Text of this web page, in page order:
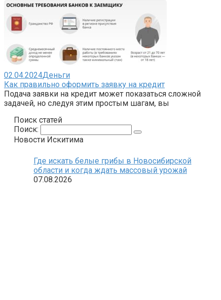
02.04.2024Деньги
Как правильно оформить заявку на кредит
Подача заявки на кредит может показаться сложной
задачей, но следуя этим простым шагам, вы
Поиск статей
Поиск:
Новости Искитима
Где искать белые грибы в Новосибирской
области и когда ждать массовый урожай
07.08.2026